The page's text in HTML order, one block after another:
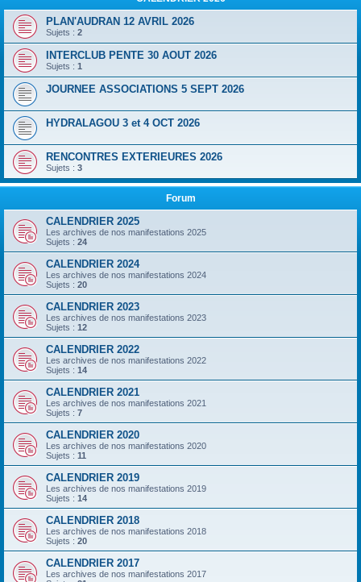
PLAN'AUDRAN 12 AVRIL 2026
Sujets : 2
INTERCLUB PENTE 30 AOUT 2026
Sujets : 1
JOURNEE ASSOCIATIONS 5 SEPT 2026
HYDRALAGOU 3 et 4 OCT 2026
RENCONTRES EXTERIEURES 2026
Sujets : 3
Forum
CALENDRIER 2025
Les archives de nos manifestations 2025
Sujets : 24
CALENDRIER 2024
Les archives de nos manifestations 2024
Sujets : 20
CALENDRIER 2023
Les archives de nos manifestations 2023
Sujets : 12
CALENDRIER 2022
Les archives de nos manifestations 2022
Sujets : 14
CALENDRIER 2021
Les archives de nos manifestations 2021
Sujets : 7
CALENDRIER 2020
Les archives de nos manifestations 2020
Sujets : 11
CALENDRIER 2019
Les archives de nos manifestations 2019
Sujets : 14
CALENDRIER 2018
Les archives de nos manifestations 2018
Sujets : 20
CALENDRIER 2017
Les archives de nos manifestations 2017